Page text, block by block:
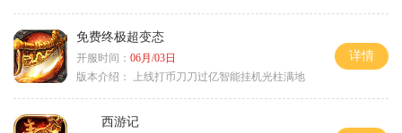
免费终极超变态
开服时间： 06月/03日
版本介绍：
上线打币刀刀过亿智能挂机光柱满地
详情
西游记